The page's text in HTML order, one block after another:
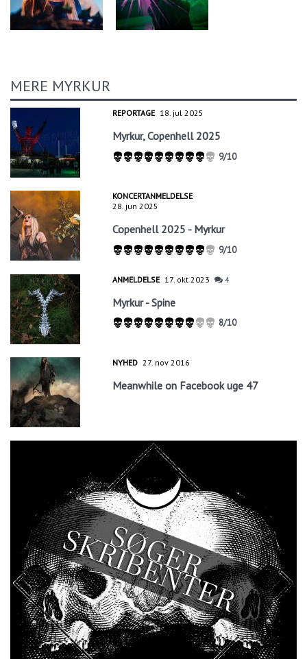
MERE MYRKUR
REPORTAGE 18. jul 2025
Myrkur, Copenhell 2025
9/10
KONCERTANMELDELSE
28. jun 2025
Copenhell 2025 - Myrkur
9/10
ANMELDELSE 17. okt 2023 4
Myrkur - Spine
8/10
NYHED 27. nov 2016
Meanwhile on Facebook uge 47